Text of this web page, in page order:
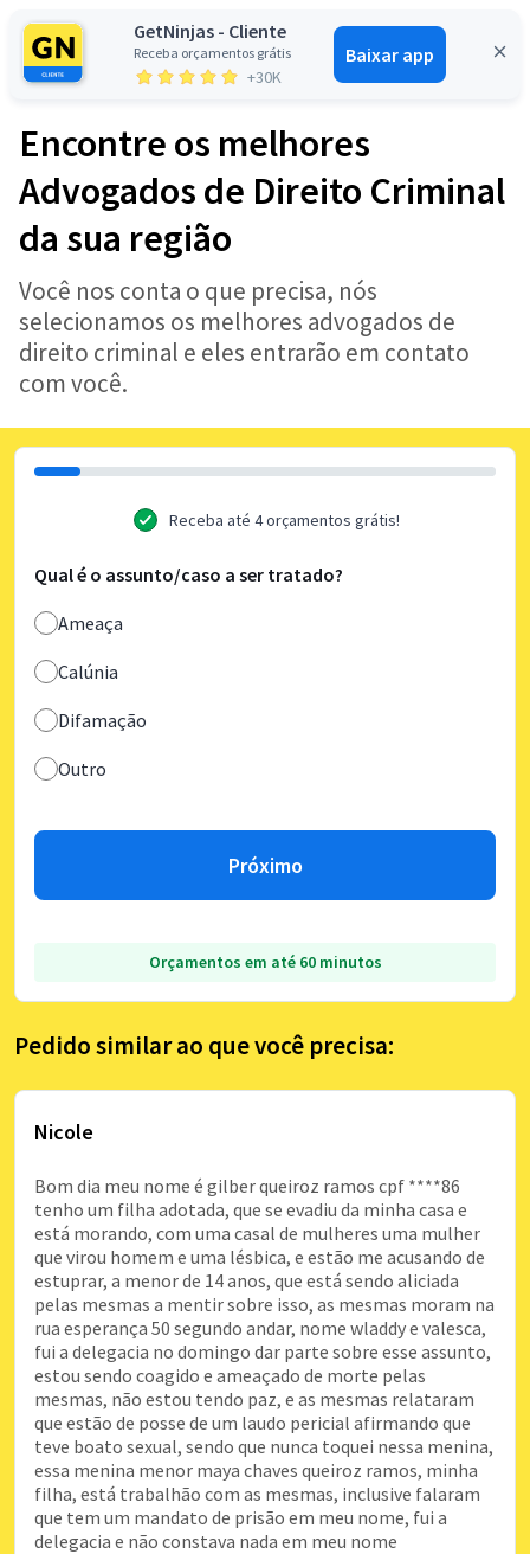
GetNinjas - Cliente
Receba orçamentos grátis
+30K
Baixar app
Entrar
Encontre os melhores
Advogados de Direito Criminal
da sua região
Você nos conta o que precisa, nós
selecionamos os melhores advogados de
direito criminal e eles entrarão em contato
com você.
Receba até 4 orçamentos grátis!
Qual é o assunto/caso a ser tratado?
Ameaça
Calúnia
Difamação
Outro
Próximo
Orçamentos em até 60 minutos
Pedido similar ao que você precisa:
Nicole
Bom dia meu nome é gilber queiroz ramos cpf ****86
tenho um filha adotada, que se evadiu da minha casa e
está morando, com uma casal de mulheres uma mulher
que virou homem e uma lésbica, e estão me acusando de
estuprar, a menor de 14 anos, que está sendo aliciada
pelas mesmas a mentir sobre isso, as mesmas moram na
rua esperança 50 segundo andar, nome wladdy e valesca,
fui a delegacia no domingo dar parte sobre esse assunto,
estou sendo coagido e ameaçado de morte pelas
mesmas, não estou tendo paz, e as mesmas relataram
que estão de posse de um laudo pericial afirmando que
teve boato sexual, sendo que nunca toquei nessa menina,
essa menina menor maya chaves queiroz ramos, minha
filha, está trabalhão com as mesmas, inclusive falaram
que tem um mandato de prisão em meu nome, fui a
delegacia e não constava nada em meu nome